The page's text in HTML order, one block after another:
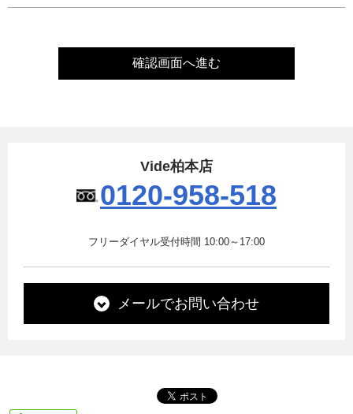
Vide柏本店
0120-958-518
フリーダイヤル受付時間 10:00～17:00
メールでお問い合わせ